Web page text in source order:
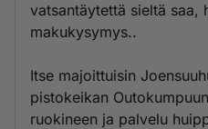
vatsantäytettä sieltä saa,
makukysymys..
Itse majoittuisin
pistokeikan
ruokineen ja palvelu